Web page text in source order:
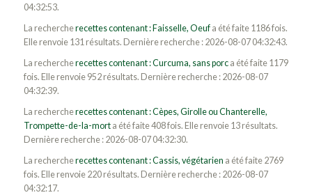
04:32:53.
La rechercherecettes contenant : Faisselle, Oeufa été faite 1186 fois.
Elle renvoie 131 résultats. Dernière recherche : 2026-08-07 04:32:43.
La rechercherecettes contenant : Curcuma, sans porca été faite 1179
fois. Elle renvoie 952 résultats. Dernière recherche : 2026-08-07
04:32:39.
La rechercherecettes contenant : Cèpes, Girolle ou Chanterelle,
Trompette-de-la-morta été faite 408 fois. Elle renvoie 13 résultats.
Dernière recherche : 2026-08-07 04:32:30.
La rechercherecettes contenant : Cassis, végétarien a été faite 2769
fois. Elle renvoie 220 résultats. Dernière recherche : 2026-08-07
04:32:17.